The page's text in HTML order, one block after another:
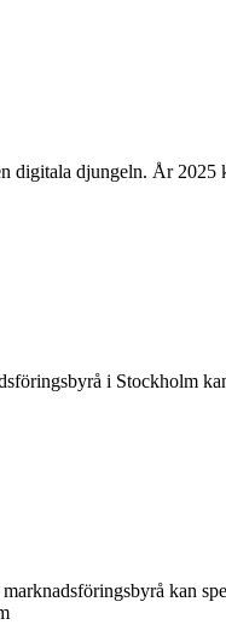
digitala djungeln. År 2025
i Stockholm
kan